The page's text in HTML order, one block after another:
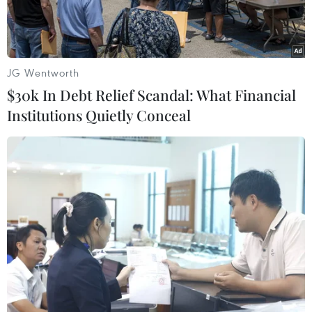
Công nhân kiểm tra các hoạt động bơm dầu tại giếng dầu
Gremikhinskoye ở Izhevsk, vùng Ural, Nga. (Ảnh:
REUTERS/TTXVN)
Bộ Năng lượng Liên bang Nga không loại trừ
JG Wentworth
$30k In Debt Relief Scandal: What Financial
Institutions Quietly Conceal